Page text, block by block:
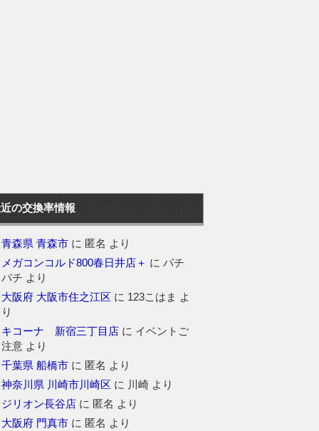
の交換率情報
青森県 青森市 に 匿名 より
メガコンコルド800春日井店＋ にパチ
パチ より
大阪府 大阪市住之江区 に 123こはま よ
り
キコーナ 新宿三丁目店 に イベントご
注意 より
千葉県 船橋市 に 匿名 より
神奈川県 川崎市川崎区 に 川崎 より
ジリオン長谷店 に 匿名 より
大阪府 門真市 に 匿名 より